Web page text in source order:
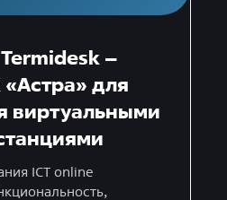
–
для
виртуальными
ICT online